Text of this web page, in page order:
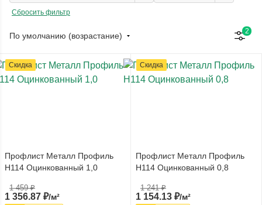
Сбросить фильтр
По умолчанию (возрастание) 2
Скидка
Профлист Металл Профиль
Н114 Оцинкованный 1,0
1 356.87 ₽/м²
1 459₽
Скидка
Профлист Металл Профиль
Н114 Оцинкованный 0,8
1 154.13 ₽/м²
1 241₽